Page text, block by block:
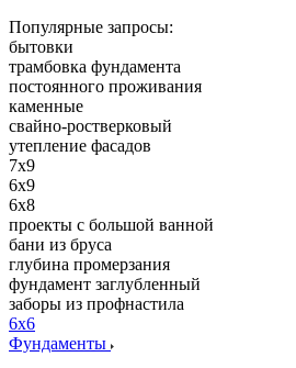
Популярные запросы:
бытовки
трамбовка фундамента
постоянного проживания
каменные
свайно-ростверковый
утепление фасадов
7x9
6x9
6x8
проекты с большой ванной
бани из бруса
глубина промерзания
фундамент заглубленный
заборы из профнастила
6x6
Фундаменты